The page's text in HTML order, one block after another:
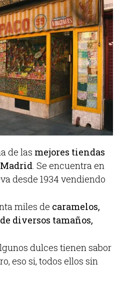
de las mejores tiendas
. Se encuentra en
desde 1934 vendiendo
miles de caramelos,
diversos tamaños,
dulces tienen sabor
eso si, todos ellos sin